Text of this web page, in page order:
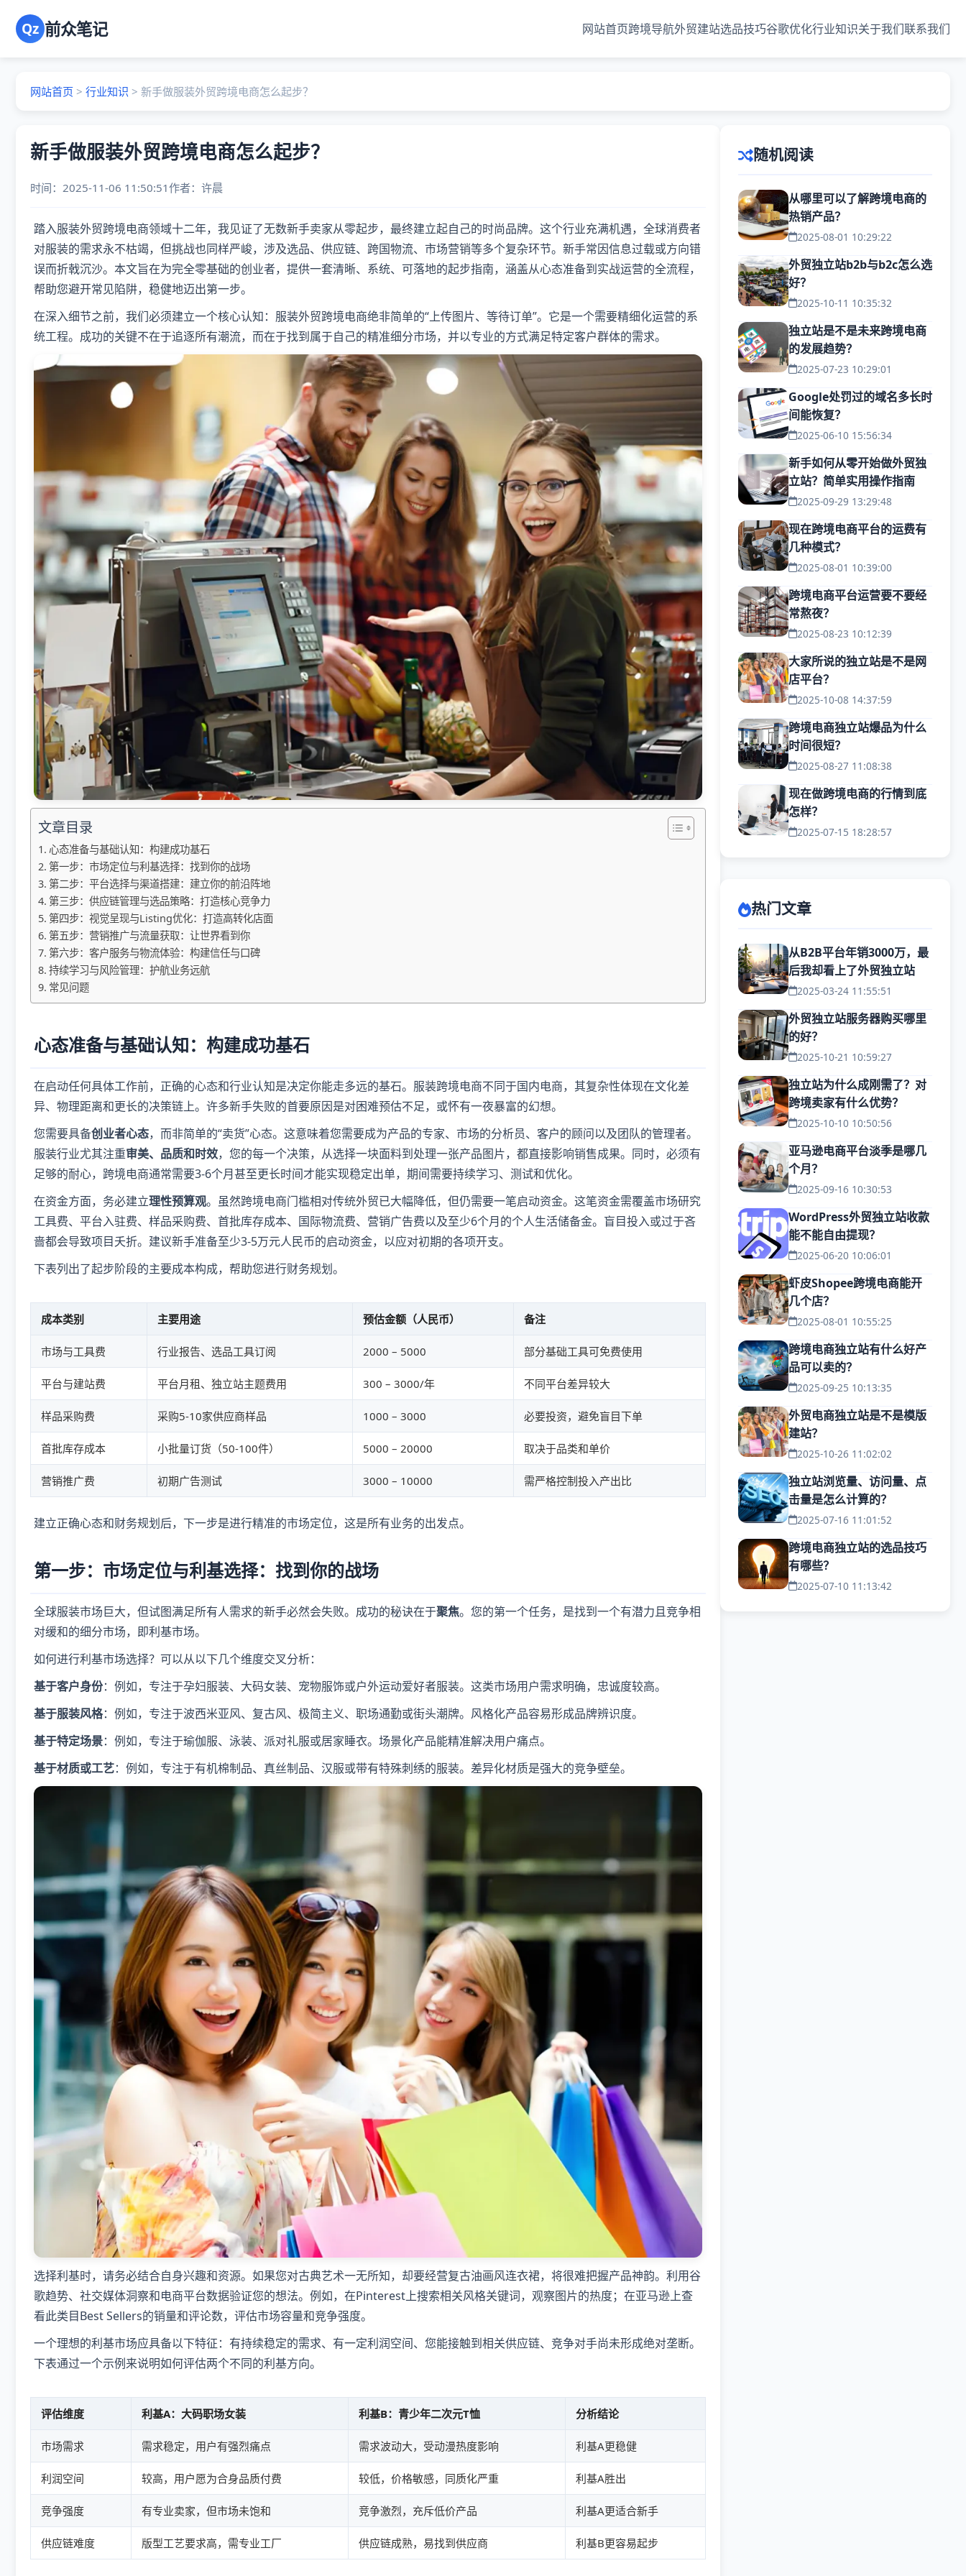
Qz 前众笔记 网站首页跨境导航外贸建站选品技巧谷歌优化行业知识关于我们联系我们
网站首页 > 行业知识 > 新手做服装外贸跨境电商怎么起步？
新手做服装外贸跨境电商怎么起步？
时间：2025-11-06 11:50:51作者： 许晨
踏入服装外贸跨境电商领域十二年，我见证了无数新手卖家从零起步，最终建立起自己的时尚品牌。这个行业充满机遇，全球消费者
对服装的需求永不枯竭，但挑战也同样严峻，涉及选品、供应链、跨国物流、市场营销等多个复杂环节。新手常因信息过载或方向错
误而折戟沉沙。本文旨在为完全零基础的创业者，提供一套清晰、系统、可落地的起步指南，涵盖从心态准备到实战运营的全流程，
帮助您避开常见陷阱，稳健地迈出第一步。
在深入细节之前，我们必须建立一个核心认知：服装外贸跨境电商绝非简单的“上传图片、等待订单”。它是一个需要精细化运营的系
统工程。成功的关键不在于追逐所有潮流，而在于找到属于自己的精准细分市场，并以专业的方式满足特定客户群体的需求。
文章目录
心态准备与基础认知：构建成功基石
第一步：市场定位与利基选择：找到你的战场
第二步：平台选择与渠道搭建：建立你的前沿阵地
第三步：供应链管理与选品策略：打造核心竞争力
第四步：视觉呈现与Listing优化：打造高转化店面
第五步：营销推广与流量获取：让世界看到你
第六步：客户服务与物流体验：构建信任与口碑
持续学习与风险管理：护航业务远航
常见问题
心态准备与基础认知：构建成功基石
在启动任何具体工作前，正确的心态和行业认知是决定你能走多远的基石。服装跨境电商不同于国内电商，其复杂性体现在文化差
异、物理距离和更长的决策链上。许多新手失败的首要原因是对困难预估不足，或怀有一夜暴富的幻想。
您需要具备创业者心态，而非简单的“卖货”心态。这意味着您需要成为产品的专家、市场的分析员、客户的顾问以及团队的管理者。
服装行业尤其注重审美、品质和时效，您的每一个决策，从选择一块面料到处理一张产品图片，都直接影响销售成果。同时，必须有
足够的耐心，跨境电商通常需要3-6个月甚至更长时间才能实现稳定出单，期间需要持续学习、测试和优化。
在资金方面，务必建立理性预算观。虽然跨境电商门槛相对传统外贸已大幅降低，但仍需要一笔启动资金。这笔资金需覆盖市场研究
工具费、平台入驻费、样品采购费、首批库存成本、国际物流费、营销广告费以及至少6个月的个人生活储备金。盲目投入或过于吝
啬都会导致项目夭折。建议新手准备至少3-5万元人民币的启动资金，以应对初期的各项开支。
下表列出了起步阶段的主要成本构成，帮助您进行财务规划。
成本类别 主要用途 预估金额（人民币） 备注
市场与工具费 行业报告、选品工具订阅 2000 – 5000 部分基础工具可免费使用
平台与建站费 平台月租、独立站主题费用 300 – 3000/年 不同平台差异较大
样品采购费 采购5-10家供应商样品 1000 – 3000 必要投资，避免盲目下单
首批库存成本 小批量订货（50-100件） 5000 – 20000 取决于品类和单价
营销推广费 初期广告测试 3000 – 10000 需严格控制投入产出比
建立正确心态和财务规划后，下一步是进行精准的市场定位，这是所有业务的出发点。
第一步：市场定位与利基选择：找到你的战场
全球服装市场巨大，但试图满足所有人需求的新手必然会失败。成功的秘诀在于聚焦。您的第一个任务，是找到一个有潜力且竞争相
对缓和的细分市场，即利基市场。
如何进行利基市场选择？可以从以下几个维度交叉分析：
基于客户身份：例如，专注于孕妇服装、大码女装、宠物服饰或户外运动爱好者服装。这类市场用户需求明确，忠诚度较高。
基于服装风格：例如，专注于波西米亚风、复古风、极简主义、职场通勤或街头潮牌。风格化产品容易形成品牌辨识度。
基于特定场景：例如，专注于瑜伽服、泳装、派对礼服或居家睡衣。场景化产品能精准解决用户痛点。
基于材质或工艺：例如，专注于有机棉制品、真丝制品、汉服或带有特殊刺绣的服装。差异化材质是强大的竞争壁垒。
选择利基时，请务必结合自身兴趣和资源。如果您对古典艺术一无所知，却要经营复古油画风连衣裙，将很难把握产品神韵。利用谷
歌趋势、社交媒体洞察和电商平台数据验证您的想法。例如，在Pinterest上搜索相关风格关键词，观察图片的热度；在亚马逊上查
看此类目Best Sellers的销量和评论数，评估市场容量和竞争强度。
一个理想的利基市场应具备以下特征：有持续稳定的需求、有一定利润空间、您能接触到相关供应链、竞争对手尚未形成绝对垄断。
下表通过一个示例来说明如何评估两个不同的利基方向。
评估维度 利基A：大码职场女装 利基B：青少年二次元T恤 分析结论
市场需求 需求稳定，用户有强烈痛点 需求波动大，受动漫热度影响 利基A更稳健
利润空间 较高，用户愿为合身品质付费 较低，价格敏感，同质化严重 利基A胜出
竞争强度 有专业卖家，但市场未饱和 竞争激烈，充斥低价产品 利基A更适合新手
供应链难度 版型工艺要求高，需专业工厂 供应链成熟，易找到供应商 利基B更容易起步
随机阅读
从哪里可以了解跨境电商的
热销产品？
2025-08-01 10:29:22
外贸独立站b2b与b2c怎么选
好？
2025-10-11 10:35:32
独立站是不是未来跨境电商
的发展趋势？
2025-07-23 10:29:01
Google处罚过的域名多长时
间能恢复？
2025-06-10 15:56:34
新手如何从零开始做外贸独
立站？简单实用操作指南
2025-09-29 13:29:48
现在跨境电商平台的运费有
几种模式？
2025-08-01 10:39:00
跨境电商平台运营要不要经
常熬夜？
2025-08-23 10:12:39
大家所说的独立站是不是网
店平台？
2025-10-08 14:37:59
跨境电商独立站爆品为什么
时间很短？
2025-08-27 11:08:38
现在做跨境电商的行情到底
怎样？
2025-07-15 18:28:57
热门文章
从B2B平台年销3000万，最
后我却看上了外贸独立站
2025-03-24 11:55:51
外贸独立站服务器购买哪里
的好？
2025-10-21 10:59:27
独立站为什么成刚需了？对
跨境卖家有什么优势？
2025-10-10 10:50:56
亚马逊电商平台淡季是哪几
个月？
2025-09-16 10:30:53
WordPress外贸独立站收款
能不能自由提现？
2025-06-20 10:06:01
虾皮Shopee跨境电商能开
几个店？
2025-08-01 10:55:25
跨境电商独立站有什么好产
品可以卖的？
2025-09-25 10:13:35
外贸电商独立站是不是模版
建站？
2025-10-26 11:02:02
独立站浏览量、访问量、点
击量是怎么计算的？
2025-07-16 11:01:52
跨境电商独立站的选品技巧
有哪些？
2025-07-10 11:13:42